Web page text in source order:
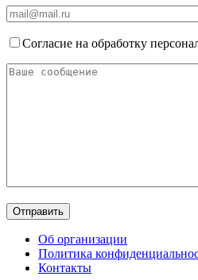
Согласие на обработку
Об организации
Политика
Контакты